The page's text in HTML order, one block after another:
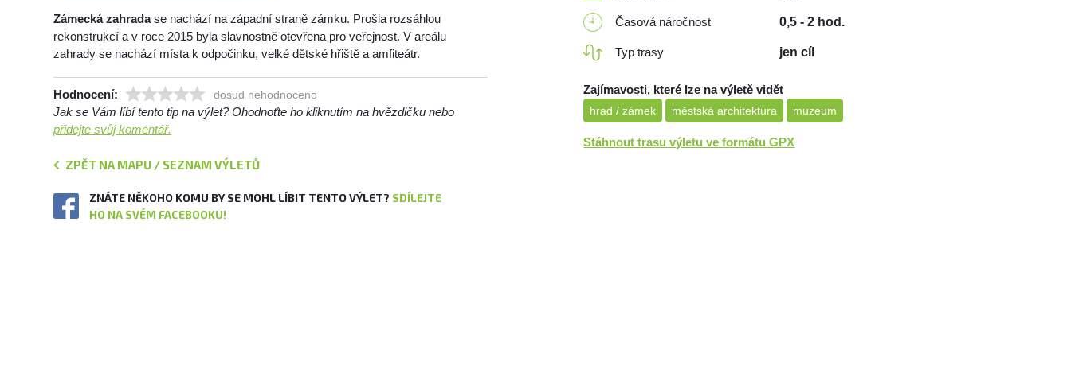
Zámecká zahradase nachází na západní straně zámku. Prošla rozsáhlou
rekonstrukcí a v roce 2015 byla slavnostně otevřena pro veřejnost. V areálu
zahrady se nachází místa k odpočinku, velké dětské hřiště a amfiteátr.
Hodnocení: dosud nehodnoceno
Jak se Vám líbí tento tip na výlet? Ohodnoťte ho kliknutím na hvězdičku nebo
přidejte svůj komentář.
ZPĚT NA MAPU / SEZNAM VÝLETŮ
ZNÁTE NĚKOHO KOMU BY SE MOHL LÍBIT TENTO VÝLET? SDÍLEJTE
HO NA SVÉM FACEBOOKU!
Časová náročnost 0,5 - 2 hod.
Typ trasy jen cíl
Zajímavosti, které lze na výletě vidět
hrad / zámek městská architektura muzeum
Stáhnout trasu výletu ve formátu GPX